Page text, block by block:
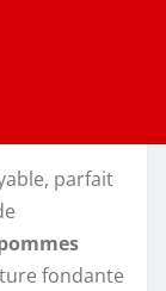
parfait
fondante